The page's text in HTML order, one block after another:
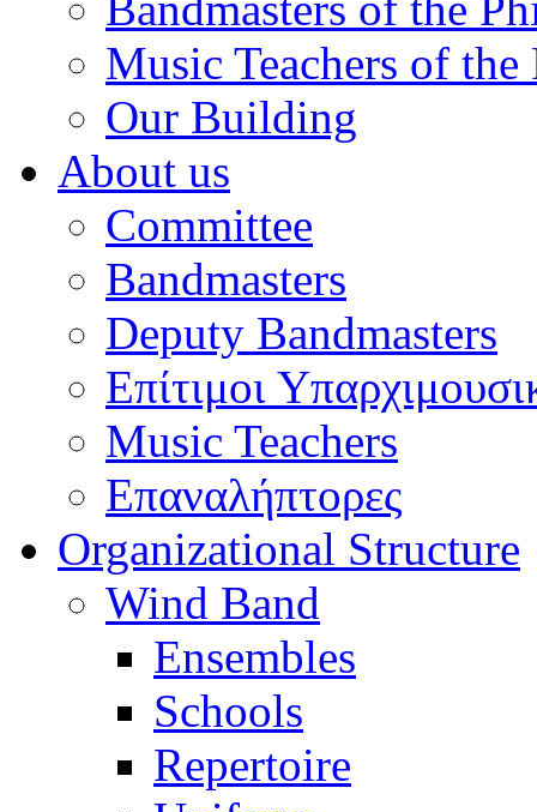
Music Teachers of
Our Building
About us
Committee
Bandmasters
Deputy Bandmasters
Επίτιμοι
Music Teachers
Επαναλήπτορες
Organizational Structure
Wind Band
Ensembles
Schools
Repertoire